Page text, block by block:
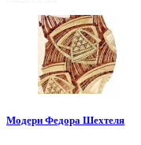
Модерн Федора Шехтеля